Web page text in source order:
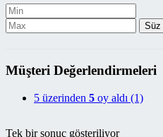
Süz
Müşteri Değerlendirmeleri
5 üzerinden 5 oy aldı (1)
Tek bir sonuç gösteriliyor